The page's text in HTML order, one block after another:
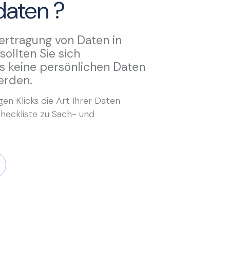
?
von Daten in
Sie sich
keine persönlichen Daten
Klicks die Art Ihrer Daten
zu Sach- und